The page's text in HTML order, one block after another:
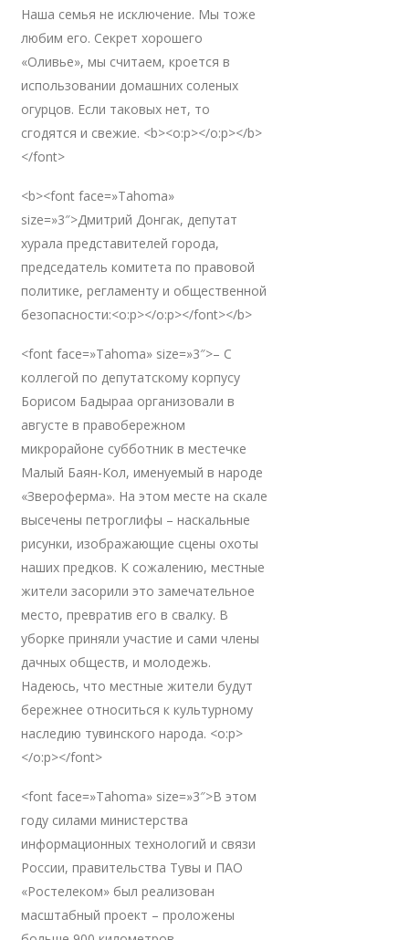
Наша семья не исключение. Мы тоже
любим его. Секрет хорошего
«Оливье», мы считаем, кроется в
использовании домашних соленых
огурцов. Если таковых нет, то
сгодятся и свежие. <b><o:p></o:p></b>
</font>
<b><font face=»Tahoma»
size=»3″>Дмитрий Донгак, депутат
хурала представителей города,
председатель комитета по правовой
политике, регламенту и общественной
безопасности:<o:p></o:p></font></b>
<font face=»Tahoma» size=»3″>– С
коллегой по депутатскому корпусу
Борисом Бадыраа организовали в
августе в правобережном
микрорайоне субботник в местечке
Малый Баян-Кол, именуемый в народе
«Звероферма». На этом месте на скале
высечены петроглифы – наскальные
рисунки, изображающие сцены охоты
наших предков. К сожалению, местные
жители засорили это замечательное
место, превратив его в свалку. В
уборке приняли участие и сами члены
дачных обществ, и молодежь.
Надеюсь, что местные жители будут
бережнее относиться к культурному
наследию тувинского народа. <o:p>
</o:p></font>
<font face=»Tahoma» size=»3″>В этом
году силами министерства
информационных технологий и связи
России, правительства Тувы и ПАО
«Ростелеком» был реализован
масштабный проект – проложены